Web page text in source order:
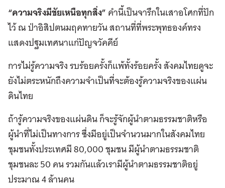
“ความจริงมีชัยเหนือทุกสิ่ง”คำนี้เป็นจารึกในเสาอโศกที่ปัก
ไว้ ณ ป่าอิสิปตนมฤคทายวัน สถานที่ที่พระพุทธองค์ทรง
แสดงปฐมเทศนาแก่ปัญจวัคคีย์
การไม่รู้ความจริง รบร้อยครั้งก็แพ้ทั้งร้อยครั้ง สังคมไทยดูจะ
ยังไม่ตระหนักถึงความจำเป็นที่จะต้องรู้ความจริงของแผ่น
ดินไทย
ถ้ารู้ความจริงของแผ่นดิน ก็จะรู้จักผู้นำตามธรรมชาติหรือ
ผู้นำที่ไม่เป็นทางการ ซึ่งมีอยู่เป็นจำนวนมากในสังคมไทย
ชุมชนทั้งประเทศมี 80,000 ชุมชน มีผู้นำตามธรรมชาติ
ชุมชนละ 50 คน รวมกันแล้วเรามีผู้นำตามธรรมชาติอยู่
ประมาณ 4 ล้านคน